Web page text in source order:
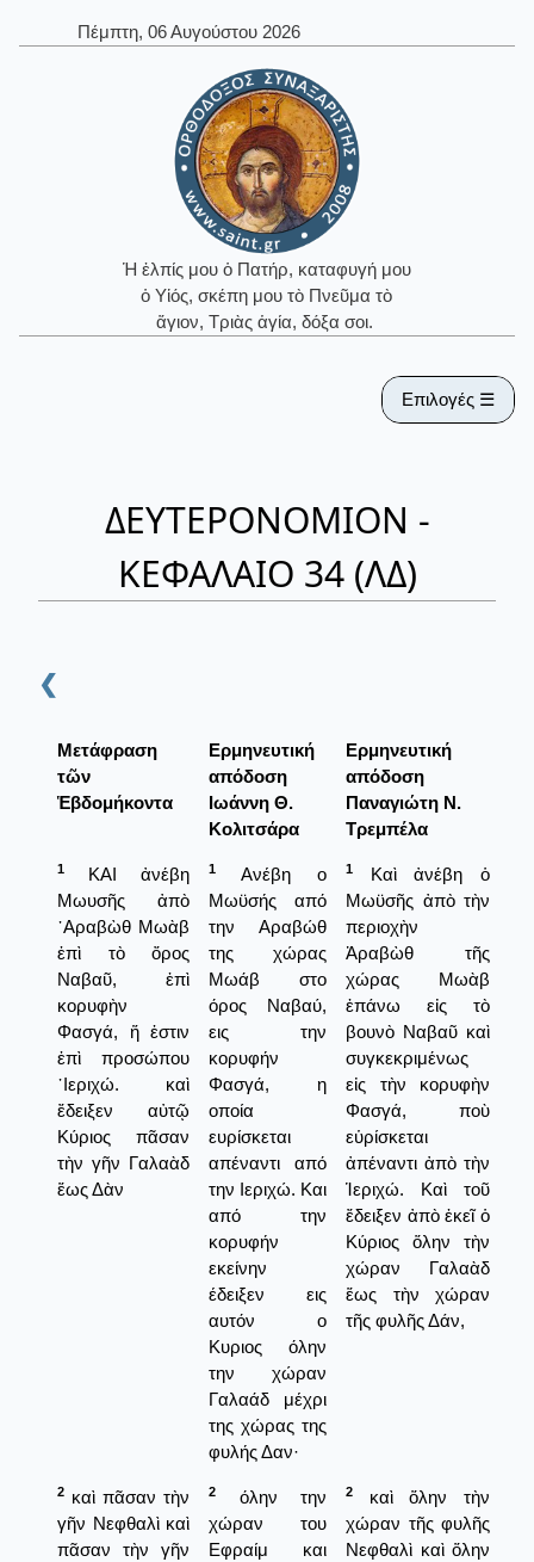
Πέμπτη, 06 Αυγούστου 2026
Ἡ ἐλπίς μου ὁ Πατήρ, καταφυγή μου
ὁ Υἱός, σκέπη μου τὸ Πνεῦμα τὸ
ἅγιον, Τριὰς ἁγία, δόξα σοι.
Επιλογές ☰
ΔΕΥΤΕΡΟΝΟΜΙΟΝ -
ΚΕΦΑΛΑΙΟ 34 (ΛΔ)
❮
Μετάφραση
τῶν
Ἑβδομήκοντα
Ερμηνευτική
απόδοση
Ιωάννη Θ.
Κολιτσάρα
Ερμηνευτική
απόδοση
Παναγιώτη Ν.
Τρεμπέλα
1
ΚΑΙ ἀνέβη
Μωυσῆς ἀπὸ
᾿Αραβὼθ Μωὰβ
ἐπὶ τὸ ὄρος
Ναβαῦ, ἐπὶ
κορυφὴν
Φασγά, ἥ ἐστιν
ἐπὶ προσώπου
᾿Ιεριχώ. καὶ
ἔδειξεν αὐτῷ
Κύριος πᾶσαν
τὴν γῆν Γαλαὰδ
ἕως Δὰν
1
Ανέβη ο
Μωϋσής από
την Αραβώθ
της χώρας
Μωάβ στο
όρος Ναβαύ,
εις την
κορυφήν
Φασγά, η
οποία
ευρίσκεται
απέναντι από
την Ιεριχώ. Και
από την
κορυφήν
εκείνην
έδειξεν εις
αυτόν ο
Κυριος όλην
την χώραν
Γαλαάδ μέχρι
της χώρας της
φυλής Δαν·
1
Καὶ ἀνέβη ὁ
Μωϋσῆς ἀπὸ τὴν
περιοχὴν
Ἀραβὼθ τῆς
χώρας Μωὰβ
ἐπάνω εἰς τὸ
βουνὸ Ναβαῦ καὶ
συγκεκριμένως
εἰς τὴν κορυφὴν
Φασγά, ποὺ
εὑρίσκεται
ἀπέναντι ἀπὸ τὴν
Ἱεριχώ. Καὶ τοῦ
ἔδειξεν ἀπὸ ἐκεῖ ὁ
Κύριος ὅλην τὴν
χώραν Γαλαὰδ
ἕως τὴν χώραν
τῆς φυλῆς Δάν,
2 καὶ πᾶσαν τὴν
γῆν Νεφθαλὶ καὶ
πᾶσαν τὴν γῆν
2
όλην την
χώραν του
Εφραίμ και
2
καὶ ὅλην τὴν
χώραν τῆς φυλῆς
Νεφθαλὶ καὶ ὅλην